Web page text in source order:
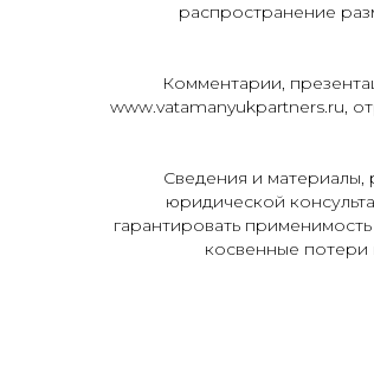
распространение
Комментарии,
www.vatamanyukpartners.ru,
Сведения и материалы,
юридической
гарантировать
косвенные потери